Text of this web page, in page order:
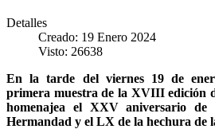
Detalles
Creado: 19 Enero 2024
Visto: 26638
En la tarde del viernes 19 de
primera muestra de la XVIII edición
homenajea el XXV aniversario de
Hermandad y el LX de la hechura de